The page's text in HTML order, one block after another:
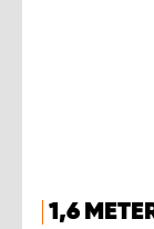
1,6